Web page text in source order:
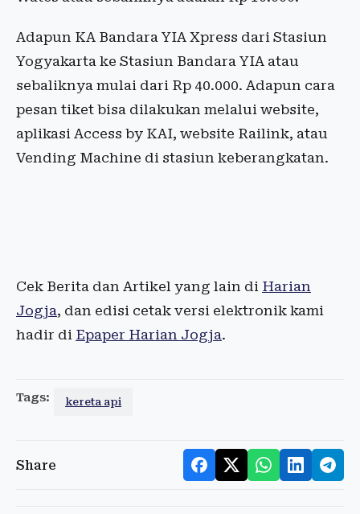
Adapun KA Bandara YIA Xpress dari Stasiun
Yogyakarta ke Stasiun Bandara YIA atau
sebaliknya mulai dari Rp 40.000. Adapun cara
pesan tiket bisa dilakukan melalui website,
aplikasi Access by KAI, website Railink, atau
Vending Machine di stasiun keberangkatan.
Cek Berita dan Artikel yang lain di Harian
Jogja, dan edisi cetak versi elektronik kami
hadir di Epaper Harian Jogja.
Tags: kereta api
Share